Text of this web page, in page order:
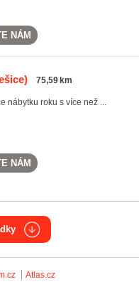
NÁM
75,59 km
nábytku roku s více než ...
NÁM
Atlas.cz